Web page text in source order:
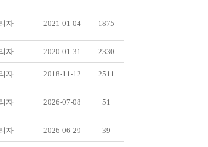
자 2021-01-04 1875
자 2020-01-31 2330
자 2018-11-12 2511
자 2026-07-08 51
자 2026-06-29 39